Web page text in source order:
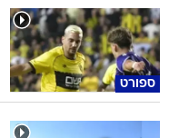
ספורט